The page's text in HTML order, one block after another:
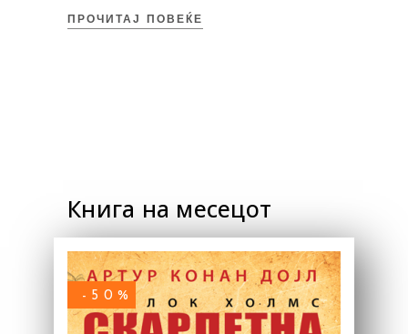
ПРОЧИТАЈ ПОВЕЌЕ
Книга на месецот
-50%